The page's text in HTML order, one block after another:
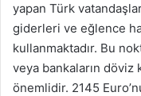
yapan Türk
giderleri ve eğlence
kullanmaktadır. Bu
veya bankaların döviz
önemlidir. 2145